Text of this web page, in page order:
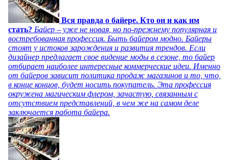
Вся правда о байере. Кто он и как им
стать? Байер – уже не новая, но по-прежнему популярная и
востребованная профессия. Быть байером модно. Байеры
стоят у истоков зарождения и развития трендов. Если
дизайнер предлагает свое видение моды в сезоне, то байер
отбирает наиболее интересные коммерческие идеи. Именно
от байеров зависит политика продаж магазинов и то, что,
в конце концов, будет носить покупатель. Эта профессия
окружена магическим флером, зачастую, связанным с
отсутствием представлений, в чем же на самом деле
заключается работа байера.